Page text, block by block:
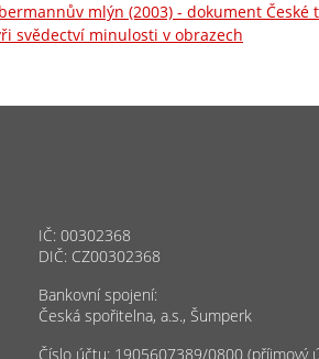
mlýn (2003) - dokument České
svědectví minulosti v obrazech
IČ: 00302368
DIČ: CZ00302368
Bankovní spojení:
Česká spořitelna, a.s., Šumperk
Číslo účtu: 1905607389/0800 (příjmový